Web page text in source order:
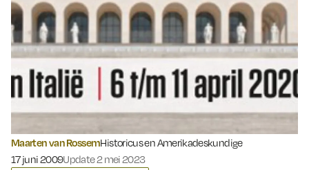
Maarten van RossemHistoricus en Amerikadeskundige
Gepubliceerd op:
17 juni 2009Update 2 mei 2023